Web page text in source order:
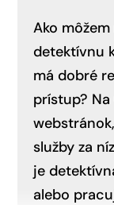
Ako
detektívnu
má dobré
prístup?
služby za
je
alebo